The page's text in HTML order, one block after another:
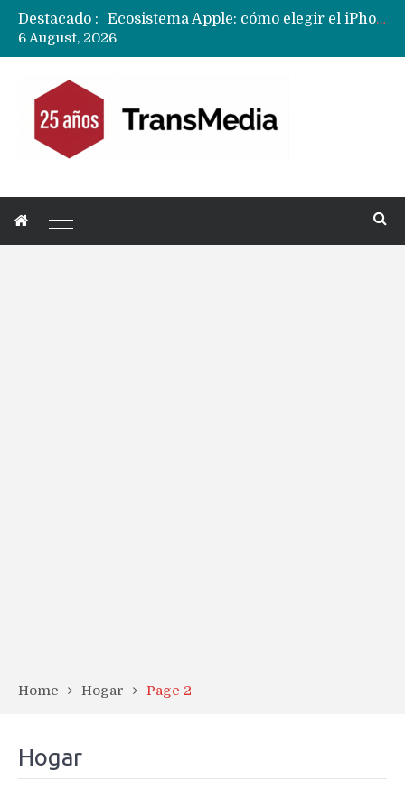
Destacado :
Nuevas filtraciones del Mate 90 Pro Max apuntan a potenciar las cámaras y pantalla OLED doble capa
6 August, 2026
Home Hogar Page 2
Hogar